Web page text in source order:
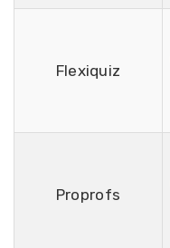
Flexiquiz
Proprofs